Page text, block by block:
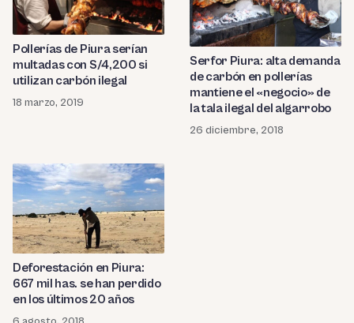
Pollerías de Piura serían
multadas con S/4,200 si
utilizan carbón ilegal
18 marzo, 2019
Serfor Piura: alta demanda
de carbón en pollerías
mantiene el «negocio» de
la tala ilegal del algarrobo
26 diciembre, 2018
Deforestación en Piura:
667 mil has. se han perdido
en los últimos 20 años